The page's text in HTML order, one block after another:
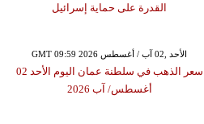
القدرة على حماية إسرائيل
GMT 09:59 2026 الأحد ,02 آب / أغسطس
سعر الذهب في سلطنة عمان اليوم الأحد 02
أغسطس/ آب 2026